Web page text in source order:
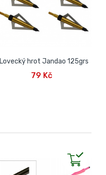
Lovecký hrot Jandao 125grs
79 Kč